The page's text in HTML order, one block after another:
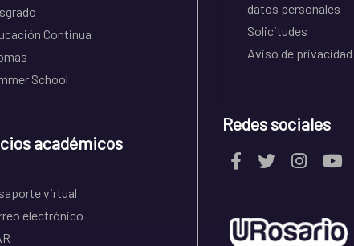
Continua
School
académicos
virtual
electrónico
datos personales
Solicitudes
Aviso de privacidad
Redes sociales